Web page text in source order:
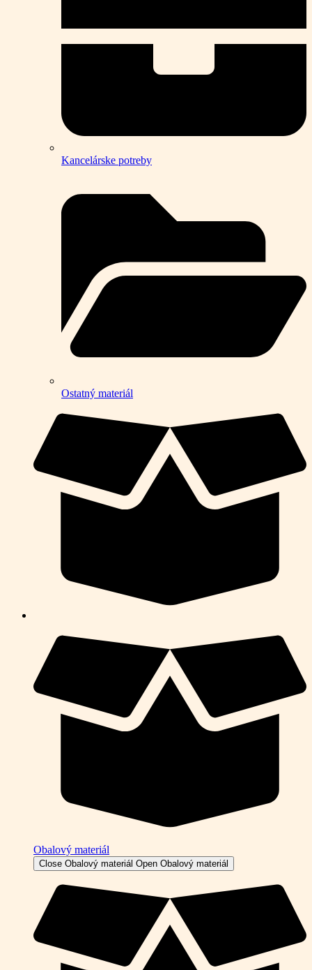
Kancelárske potreby
Ostatný materiál
Obalový materiál
Close Obalový materiál Open Obalový materiál